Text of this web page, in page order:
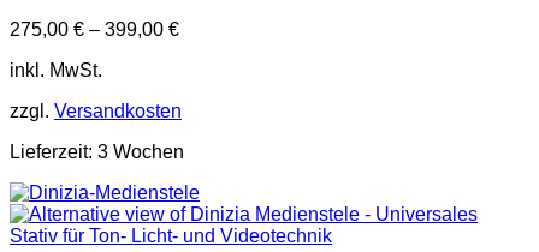
275,00 € – 399,00 €
inkl. MwSt.
zzgl. Versandkosten
Lieferzeit: 3 Wochen